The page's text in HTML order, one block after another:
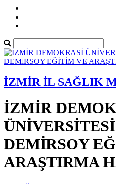
İZMİR İL SAĞLIK
İZMİR
DEMİRSOY
ARAŞTIRMA